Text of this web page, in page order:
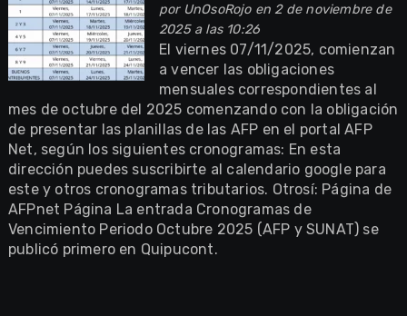
por UnOsoRojoen 2 de noviembre de
2025 a las 10:26
El viernes 07/11/2025, comienzan
a vencer las obligaciones
mensuales correspondientes al
mes de octubre del 2025 comenzando con la obligación
de presentar las planillas de las AFP en el portal AFP
Net, según los siguientes cronogramas: En esta
dirección puedes suscribirte al calendario google para
este y otros cronogramas tributarios. Otrosí: Página de
AFPnet Página La entrada Cronogramas de
Vencimiento Periodo Octubre 2025 (AFP y SUNAT) se
publicó primero en Quipucont.